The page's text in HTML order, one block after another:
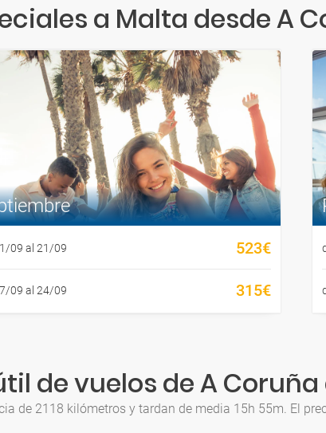
a Malta desde A
09 al 21/09 523€
09 al 24/09 315€
de vuelos de A Coruña
de 2118 kilómetros y tardan de media 15h 55m. El